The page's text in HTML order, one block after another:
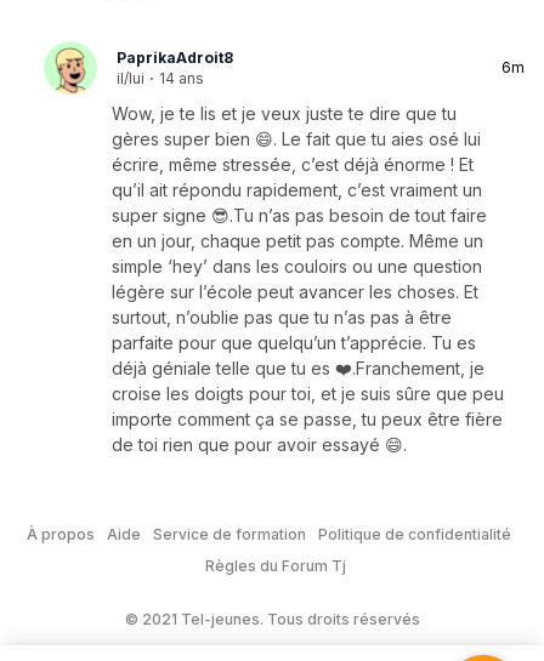
PaprikaAdroit8
il/lui · 14 ans
6m
Wow, je te lis et je veux juste te dire que tu
gères super bien 😄. Le fait que tu aies osé lui
écrire, même stressée, c’est déjà énorme ! Et
qu’il ait répondu rapidement, c’est vraiment un
super signe 😎.Tu n’as pas besoin de tout faire
en un jour, chaque petit pas compte. Même un
simple ‘hey’ dans les couloirs ou une question
légère sur l’école peut avancer les choses. Et
surtout, n’oublie pas que tu n’as pas à être
parfaite pour que quelqu’un t’apprécie. Tu es
déjà géniale telle que tu es ❤️.Franchement, je
croise les doigts pour toi, et je suis sûre que peu
importe comment ça se passe, tu peux être fière
de toi rien que pour avoir essayé 😄.
À propos Aide Service de formation
Politique de confidentialité
Règles du Forum Tj
© 2021 Tel-jeunes. Tous droits réservés